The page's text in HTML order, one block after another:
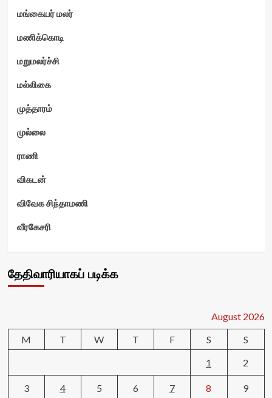
மங்கையர் மலர்
மணிக்கொடி
மறுமலர்ச்சி
மல்லிகை
முத்தாரம்
முல்லை
ராணி
விகடன்
விவேக சிந்தாமணி
வீரகேசரி
தேதிவாரியாகப் படிக்க
August 2026
M
T W T F S
S
1
2
3 4 5 6 7 8 9